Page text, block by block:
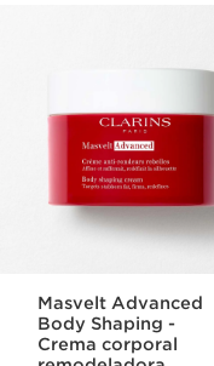
Masvelt Advanced
Body Shaping -
Crema corporal